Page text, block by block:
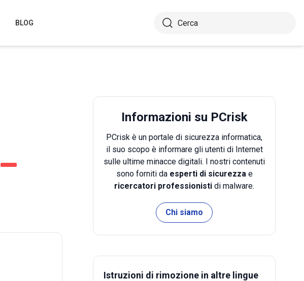
BLOG
Informazioni su PCrisk
PCrisk è un portale di sicurezza informatica,
il suo scopo è informare gli utenti di Internet
sulle ultime minacce digitali. I nostri contenuti
sono forniti da esperti di sicurezzae
ricercatori professionisti di malware.
Chi siamo
Istruzioni di rimozione in altre lingue